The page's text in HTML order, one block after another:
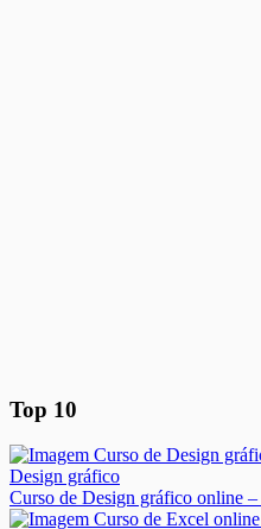
Top 10
Curso de Design gráfico online